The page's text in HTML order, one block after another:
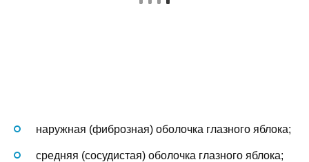
наружная (фиброзная) оболочка глазного яблока;
средняя (сосудистая) оболочка глазного яблока;